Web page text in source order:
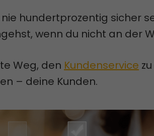
hundertprozentig sicher
wenn du nicht an der
Weg, den Kundenservice
– deine Kunden.